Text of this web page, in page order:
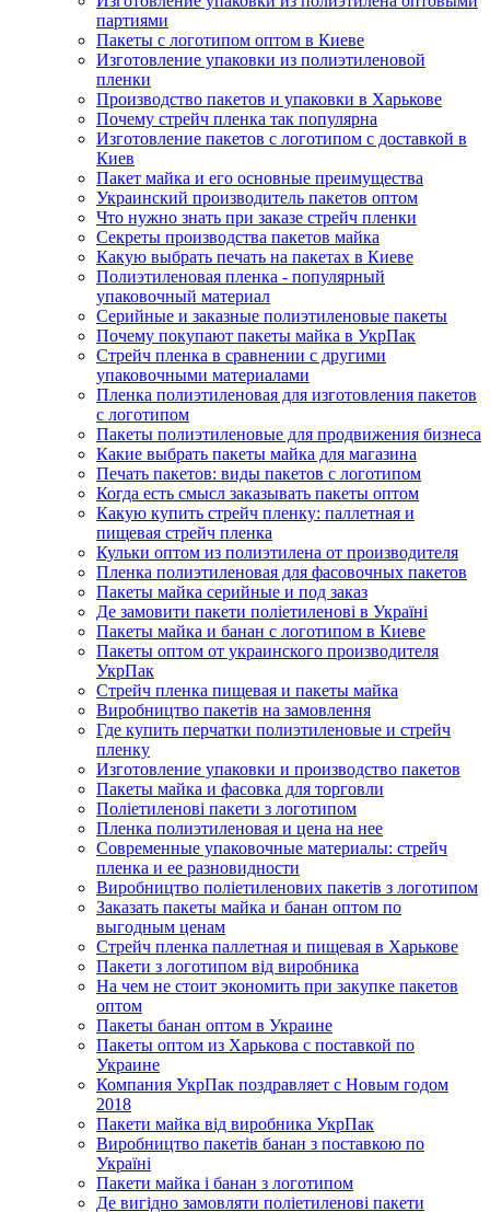
партиями
Пакеты с логотипом оптом в Киеве
Изготовление упаковки из полиэтиленовой
пленки
Производство пакетов и упаковки в Харькове
Почему стрейч пленка так популярна
Изготовление пакетов с логотипом с доставкой в
Киев
Пакет майка и его основные преимущества
Украинский производитель пакетов оптом
Что нужно знать при заказе стрейч пленки
Секреты производства пакетов майка
Какую выбрать печать на пакетах в Киеве
Полиэтиленовая пленка - популярный
упаковочный материал
Серийные и заказные полиэтиленовые пакеты
Почему покупают пакеты майка в УкрПак
Стрейч пленка в сравнении с другими
упаковочными материалами
Пленка полиэтиленовая для изготовления пакетов
с логотипом
Пакеты полиэтиленовые для продвижения бизнеса
Какие выбрать пакеты майка для магазина
Печать пакетов: виды пакетов с логотипом
Когда есть смысл заказывать пакеты оптом
Какую купить стрейч пленку: паллетная и
пищевая стрейч пленка
Кульки оптом из полиэтилена от производителя
Пленка полиэтиленовая для фасовочных пакетов
Пакеты майка серийные и под заказ
Де замовити пакети поліетиленові в Україні
Пакеты майка и банан с логотипом в Киеве
Пакеты оптом от украинского производителя
УкрПак
Стрейч пленка пищевая и пакеты майка
Виробництво пакетів на замовлення
Где купить перчатки полиэтиленовые и стрейч
пленку
Изготовление упаковки и производство пакетов
Пакеты майка и фасовка для торговли
Поліетиленові пакети з логотипом
Пленка полиэтиленовая и цена на нее
Современные упаковочные материалы: стрейч
пленка и ее разновидности
Виробництво поліетиленових пакетів з логотипом
Заказать пакеты майка и банан оптом по
выгодным ценам
Стрейч пленка паллетная и пищевая в Харькове
Пакети з логотипом від виробника
На чем не стоит экономить при закупке пакетов
оптом
Пакеты банан оптом в Украине
Пакеты оптом из Харькова с поставкой по
Украине
Компания УкрПак поздравляет с Новым годом
2018
Пакети майка від виробника УкрПак
Виробництво пакетів банан з поставкою по
Україні
Пакети майка і банан з логотипом
Де вигідно замовляти поліетиленові пакети